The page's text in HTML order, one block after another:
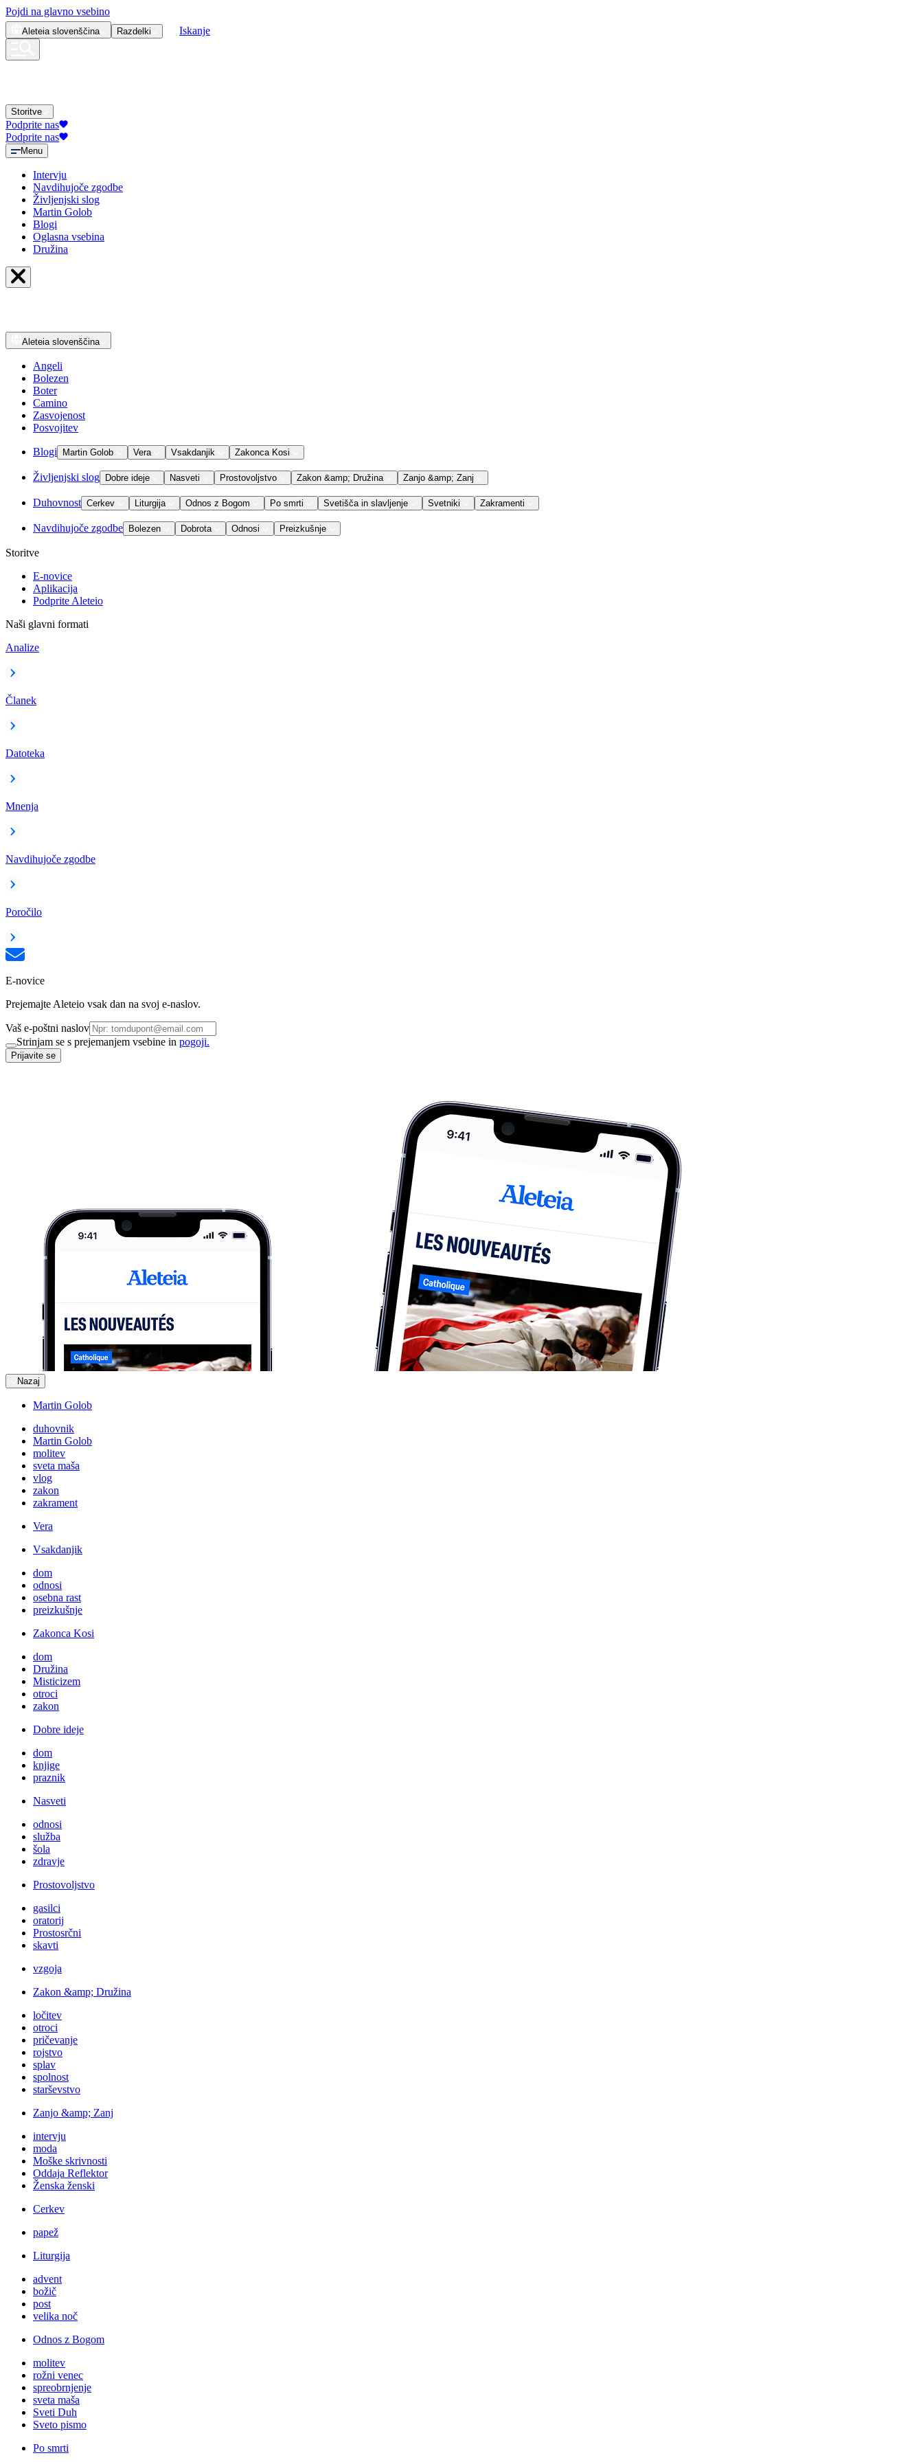
Pojdi na glavno vsebino
Aleteia slovenščina Razdelki Iskanje
Storitve
Podprite nas
Podprite nas
Menu
Intervju
Navdihujoče zgodbe
Življenjski slog
Martin Golob
Blogi
Oglasna vsebina
Družina
Aleteia slovenščina
Angeli
Bolezen
Boter
Camino
Zasvojenost
Posvojitev
Blogi Martin Golob Vera Vsakdanjik Zakonca Kosi
Življenjski slog Dobre ideje Nasveti Prostovoljstvo Zakon &amp; Družina Zanjo &amp; Zanj
Duhovnost Cerkev Liturgija Odnos z Bogom Po smrti Svetišča in slavljenje Svetniki Zakramenti
Navdihujoče zgodbe Bolezen Dobrota Odnosi Preizkušnje
Storitve
E-novice
Aplikacija
Podprite Aleteio
Naši glavni formati
Analize
Članek
Datoteka
Mnenja
Navdihujoče zgodbe
Poročilo
E-novice
Prejemajte Aleteio vsak dan na svoj e-naslov.
Vaš e-poštni naslov
Strinjam se s prejemanjem vsebine in pogoji.
Prijavite se
Nazaj
Martin Golob
duhovnik
Martin Golob
molitev
sveta maša
vlog
zakon
zakrament
Vera
Vsakdanjik
dom
odnosi
osebna rast
preizkušnje
Zakonca Kosi
dom
Družina
Misticizem
otroci
zakon
Dobre ideje
dom
knjige
praznik
Nasveti
odnosi
služba
šola
zdravje
Prostovoljstvo
gasilci
oratorij
Prostosrčni
skavti
vzgoja
Zakon &amp; Družina
ločitev
otroci
pričevanje
rojstvo
splav
spolnost
starševstvo
Zanjo &amp; Zanj
intervju
moda
Moške skrivnosti
Oddaja Reflektor
Ženska ženski
Cerkev
papež
Liturgija
advent
božič
post
velika noč
Odnos z Bogom
molitev
rožni venec
spreobrnjenje
sveta maša
Sveti Duh
Sveto pismo
Po smrti